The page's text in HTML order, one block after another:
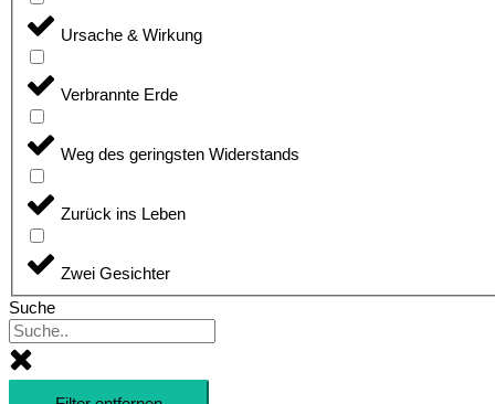
Ursache & Wirkung
Verbrannte Erde
Weg des geringsten Widerstands
Zurück ins Leben
Zwei Gesichter
Suche